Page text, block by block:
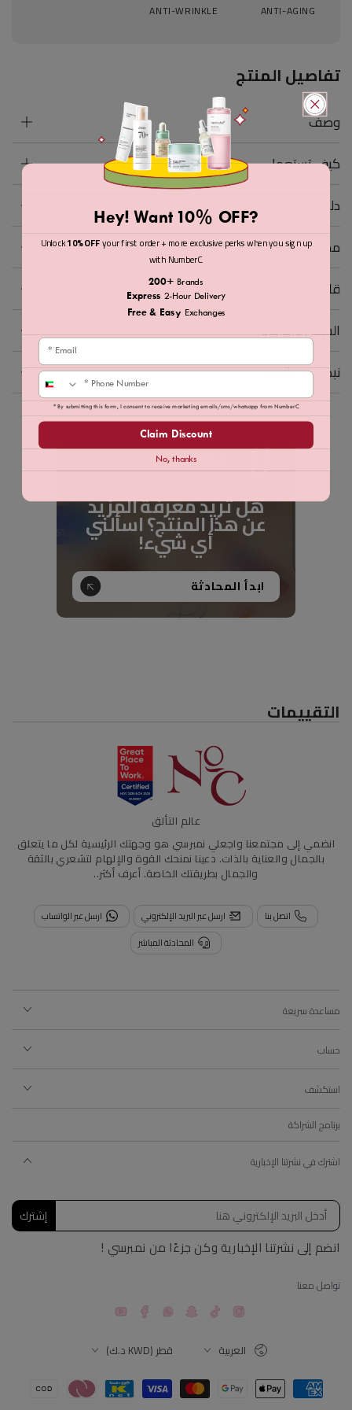
ANTI-AGING
ANTI-WRINKLE
تفاصيل المنتج
وصف
كيف تستعمل
دليل الرعاية
مكونات نشطة
قائمة المكونات
الشحن والإرجاع
نبذة عن ثالغو
جلو.AI
هل تريد معرفة المزيد
عن هذا المنتج؟ اسألني
أي شيء!
ابدأ المحادثة
التقييمات
عالم التألق
انضمي إلى مجتمعنا واجعلي نمبرسي هو وجهتك الرئيسية لكل ما يتعلق
بالجمال والعناية بالذات. دعينا نمنحك القوة والإلهام لتشعري بالثقة
والجمال بطريقتك الخاصة. أعرف أكثر..
اتصل بنا ارسل عبر البريد الإلكتروني
ارسل عبر الواتساب
المحادثة المباشر
مساعدة سريعة
حساب
استكشف
برنامج الشراكة
اشترك في نشرتنا الإخبارية
إشترك
انضم إلى نشرتنا الإخبارية وكن جزءًا من نمبرسي !
تواصل معنا
Instagram
TikTok
Snapchat
Facebook
YouTube
اللغة العربية قطر (KWD د.ك)
طرق
Hey! Want 10% OFF?
Unlock10% OFFyour first order + more exclusive perks when you sign up
with NumberC.
200+ Brands
Express 2-Hour Delivery
Free & Easy Exchanges
Email
Phone
* By submitting this form, I consent to receive marketing emails/sms/whatsapp from NumberC
Claim Discount
No, thanks